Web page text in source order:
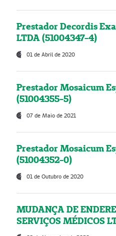
Prestador Decordis
LTDA (51004347-4)
01 de Abril de 2020
Prestador Mosaicum
(51004355-5)
07 de Maio de 2021
Prestador Mosaicum
(51004352-0)
01 de Outubro de 2020
MUDANÇA DE
SERVIÇOS MÉDICOS